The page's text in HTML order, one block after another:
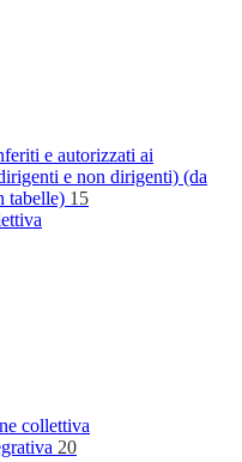
e autorizzati ai
e non dirigenti) (da
tabelle) 15
collettiva
20